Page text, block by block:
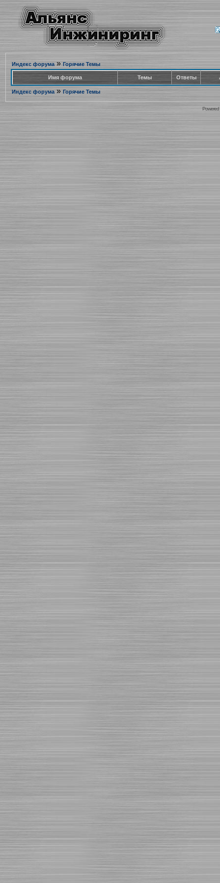
Индекс форума» Горячие Темы
Имя форума Темы Ответы
Индекс форума» Горячие Темы